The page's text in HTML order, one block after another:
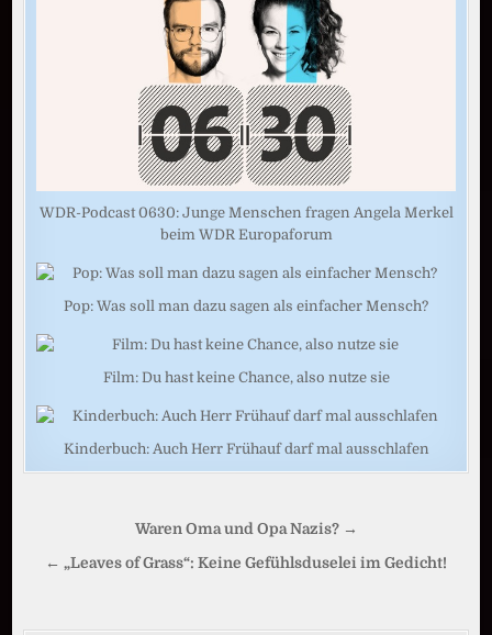
WDR-Podcast 0630: Junge Menschen fragen Angela Merkel
beim WDR Europaforum
Pop: Was soll man dazu sagen als einfacher Mensch?
Film: Du hast keine Chance, also nutze sie
Kinderbuch: Auch Herr Frühauf darf mal ausschlafen
Beitragsnavigation
Waren Oma und Opa Nazis? →
← „Leaves of Grass“: Keine Gefühlsduselei im Gedicht!